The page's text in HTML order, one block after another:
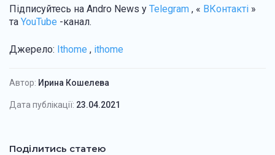
Підписуйтесь на Andro News у Telegram , « ВКонтакті »
та YouTube -канал.
Джерело: Ithome , ithome
Автор: Ирина Кошелева
Дата публікації: 23.04.2021
Поділитись статею